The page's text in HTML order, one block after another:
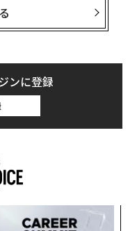
織、電通イノベーシ
で、AR（拡張現実）と
実験を2025年6月か
ンに登録